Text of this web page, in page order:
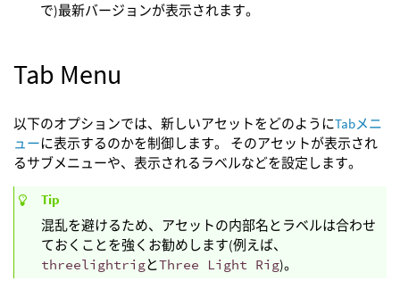
で)最新バージョンが表示されます。
Tab Menu
以下のオプションでは、新しいアセットをどのようにTabメニ
ューに表示するのかを制御します。 そのアセットが表示され
るサブメニューや、表示されるラベルなどを設定します。
Tip
混乱を避けるため、アセットの内部名とラベルは合わせ
ておくことを強くお勧めします(例えば、
threelightrigとThree Light Rig)。